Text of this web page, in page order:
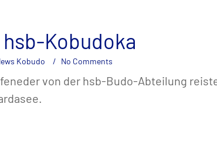
Kobudoka
Kobudo No Comments
von der hsb-Budo-Abteilung